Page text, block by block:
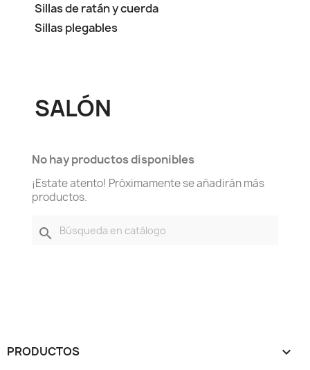
Sillas de ratán y cuerda
Sillas plegables
SALÓN
No hay productos disponibles
¡Estate atento! Próximamente se añadirán más
productos.
search
PRODUCTOS 